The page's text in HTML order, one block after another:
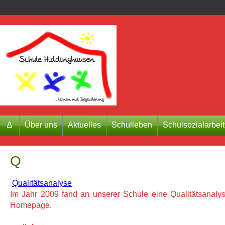
∆ Über uns Aktuelles Schulleben Schulsozialarbeit
Q
Qualitätsanalyse
Im Jahr 2009 fand an unserer Schule eine
Homepage.